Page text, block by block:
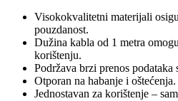
Visokokvalitetni materijali
pouzdanost.
Dužina kabla od 1 metra
korištenju.
Podržava brzi prenos podataka
Otporan na habanje i oštećenja.
Jednostavan za korištenje –